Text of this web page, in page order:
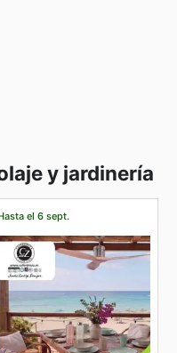
y jardinería
el 6 sept.